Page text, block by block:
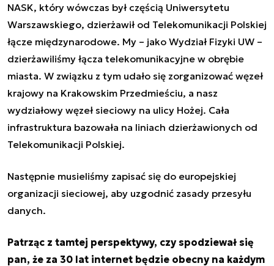
NASK, który wówczas był częścią Uniwersytetu
Warszawskiego, dzierżawił od Telekomunikacji Polskiej
łącze międzynarodowe. My – jako Wydział Fizyki UW –
dzierżawiliśmy łącza telekomunikacyjne w obrębie
miasta. W związku z tym udało się zorganizować węzeł
krajowy na Krakowskim Przedmieściu, a nasz
wydziałowy węzeł sieciowy na ulicy Hożej. Cała
infrastruktura bazowała na liniach dzierżawionych od
Telekomunikacji Polskiej.
Następnie musieliśmy zapisać się do europejskiej
organizacji sieciowej, aby uzgodnić zasady przesyłu
danych.
Patrząc z tamtej perspektywy, czy spodziewał się
pan, że za 30 lat internet będzie obecny na każdym